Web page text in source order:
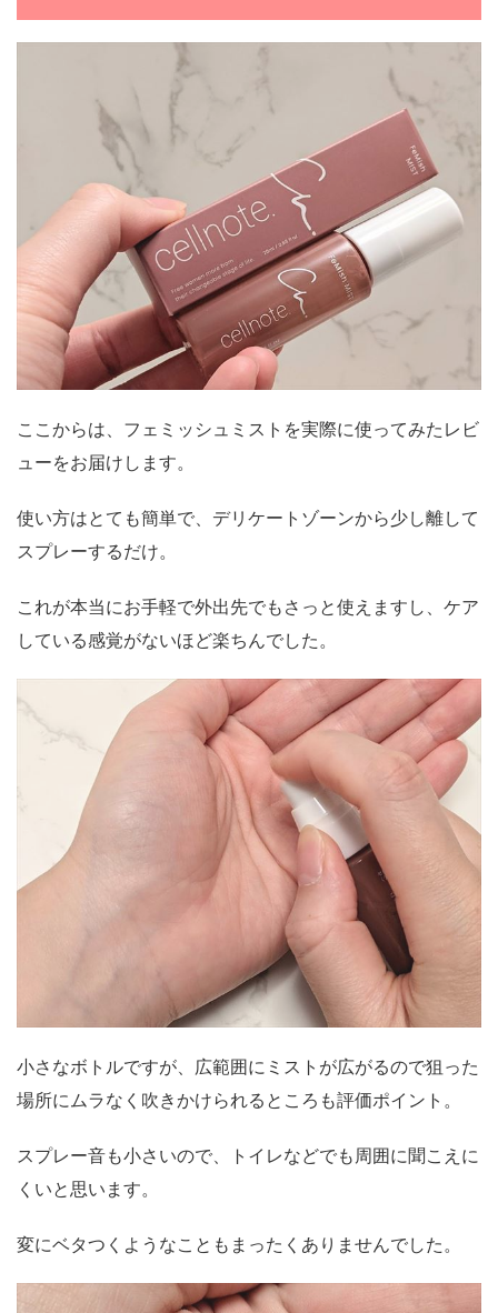
ここからは、フェミッシュミストを実際に使ってみたレビ
ューをお届けします。
使い方はとても簡単で、デリケートゾーンから少し離して
スプレーするだけ。
これが本当にお手軽で外出先でもさっと使えますし、ケア
している感覚がないほど楽ちんでした。
小さなボトルですが、広範囲にミストが広がるので狙った
場所にムラなく吹きかけられるところも評価ポイント。
スプレー音も小さいので、トイレなどでも周囲に聞こえに
くいと思います。
変にベタつくようなこともまったくありませんでした。